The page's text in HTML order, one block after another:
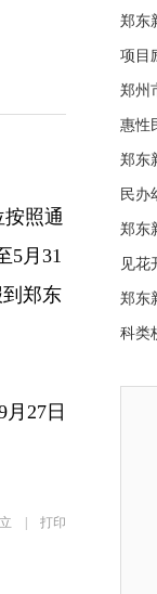
照通
5月31
郑东
月27日
立 | 打印
郑东
项目
郑州
惠性
郑东
民办
郑东
见花
郑东
科类